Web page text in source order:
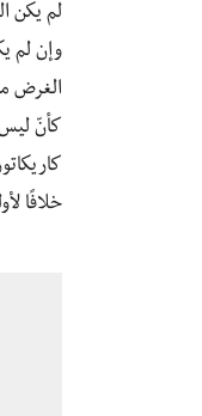
لم يكن
وإن لم
الغرض
كأنّ
خلافًا